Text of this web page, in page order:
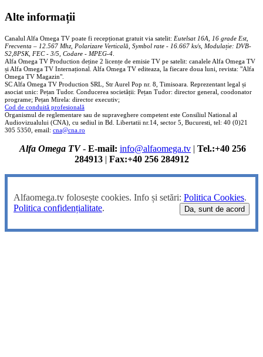
Alte informații
Canalul Alfa Omega TV poate fi recepționat gratuit via satelit: Eutelsat 16A, 16 grade Est,
Frecventa – 12.567 Mhz, Polarizare Verticală, Symbol rate - 16.667 ks/s, Modulație: DVB-
S2,8PSK, FEC - 3/5, Codare - MPEG-4
Alfa Omega TV Production deține 2 licențe de emisie TV pe satelit: canalele Alfa Omega TV
și Alfa Omega TV Internațional. Alfa Omega TV editeaza, la fiecare doua luni, revista: "Alfa
Omega TV Magazin".
SC Alfa Omega TV Production SRL, Str Aurel Pop nr. 8, Timisoara. Reprezentant legal și
asociat unic: Pețan Tudor. Conducerea societății: Pețan Tudor: director general, coodonator
programe; Pețan Mirela: director executiv;
Cod de conduită profesională
Organismul de reglementare sau de supraveghere competent este Consiliul National al
Audiovizualului (CNA), cu sediul in Bd. Libertatii nr.14, sector 5, Bucuresti, tel: 40 (0)21
305 5350, email: cna@cna.ro
Alfa Omega TV- E-mail: info@alfaomega.tv | Tel.:+40 256
284913| Fax:+40 256 284912
Alfaomega.tv folosește cookies. Info și setări: Politica Cookies.
Politica confidențialitate. Da, sunt de acord